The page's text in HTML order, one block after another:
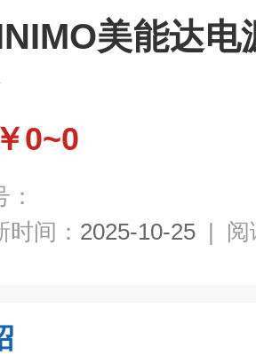
美能达
￥0~0
时间： 2025-10-25 | 阅